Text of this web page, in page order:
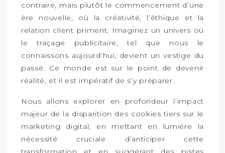
contraire, mais plutôt le commencement d’une
ère nouvelle, où la créativité, l’éthique et la
relation client priment. Imaginez un univers où
le traçage publicitaire, tel que nous le
connaissons aujourd’hui, devient un vestige du
passé. Ce monde est sur le point de devenir
réalité, et il est impératif de s’y préparer.
Nous allons explorer en profondeur l’impact
majeur de la disparition des cookies tiers sur le
marketing digital, en mettant en lumière la
nécessité cruciale d’anticiper cette